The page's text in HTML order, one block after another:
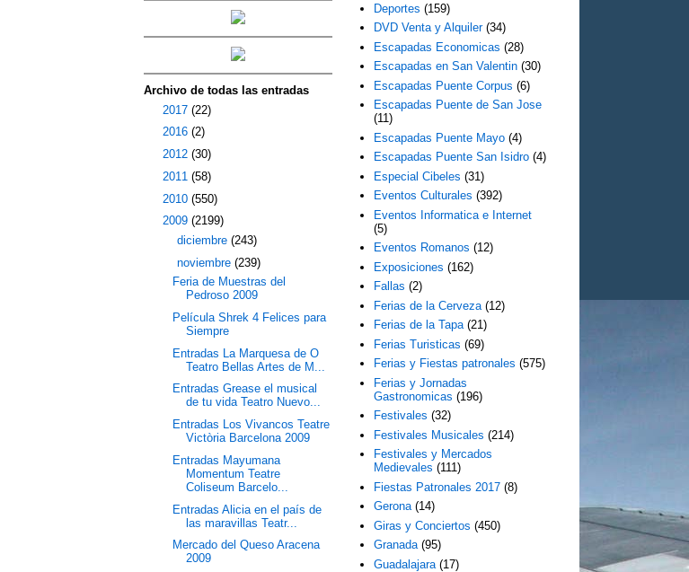
Archivo de todas las entradas
2017 (22)
2016 (2)
2012 (30)
2011 (58)
2010 (550)
2009 (2199)
diciembre (243)
noviembre (239)
Feria de Muestras del
Pedroso 2009
Película Shrek 4 Felices para
Siempre
Entradas La Marquesa de O
Teatro Bellas Artes de M...
Entradas Grease el musical
de tu vida Teatro Nuevo...
Entradas Los Vivancos Teatre
Victòria Barcelona 2009
Entradas Mayumana
Momentum Teatre
Coliseum Barcelo...
Entradas Alicia en el país de
las maravillas Teatr...
Mercado del Queso Aracena
2009
Deportes (159)
DVD Venta y Alquiler (34)
Escapadas Economicas (28)
Escapadas en San Valentin (30)
Escapadas Puente Corpus (6)
Escapadas Puente de San Jose
(11)
Escapadas Puente Mayo (4)
Escapadas Puente San Isidro (4)
Especial Cibeles (31)
Eventos Culturales (392)
Eventos Informatica e Internet
(5)
Eventos Romanos (12)
Exposiciones (162)
Fallas (2)
Ferias de la Cerveza (12)
Ferias de la Tapa (21)
Ferias Turisticas (69)
Ferias y Fiestas patronales (575)
Ferias y Jornadas
Gastronomicas (196)
Festivales (32)
Festivales Musicales (214)
Festivales y Mercados
Medievales (111)
Fiestas Patronales 2017 (8)
Gerona (14)
Giras y Conciertos (450)
Granada (95)
Guadalajara (17)